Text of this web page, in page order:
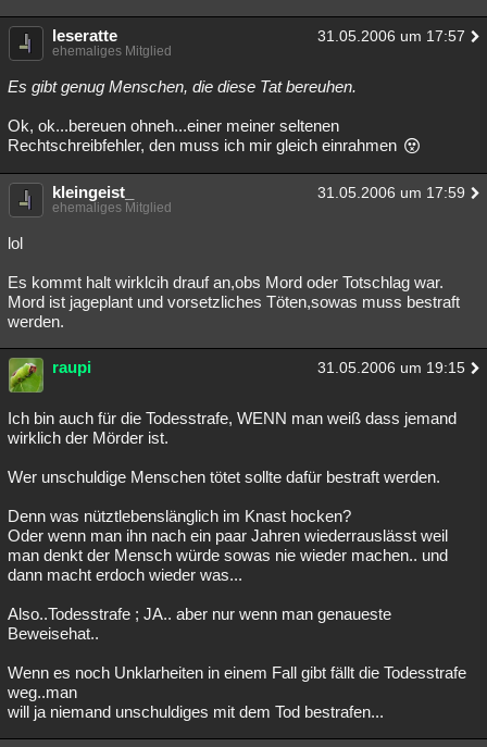
leseratte 31.05.2006 um 17:57
ehemaliges Mitglied
Es gibt genug Menschen, die diese Tat bereuhen.
Ok, ok...bereuen ohneh...einer meiner seltenen
Rechtschreibfehler, den muss ich mir gleich einrahmen
kleingeist_ 31.05.2006 um 17:59
ehemaliges Mitglied
lol
Es kommt halt wirklcih drauf an,obs Mord oder Totschlag war.
Mord ist jageplant und vorsetzliches Töten,sowas muss bestraft
werden.
raupi 31.05.2006 um 19:15
Ich bin auch für die Todesstrafe, WENN man weiß dass jemand
wirklich der Mörder ist.
Wer unschuldige Menschen tötet sollte dafür bestraft werden.
Denn was nütztlebenslänglich im Knast hocken?
Oder wenn man ihn nach ein paar Jahren wiederrauslässt weil
man denkt der Mensch würde sowas nie wieder machen.. und
dann macht erdoch wieder was...
Also..Todesstrafe ; JA.. aber nur wenn man genaueste
Beweisehat..
Wenn es noch Unklarheiten in einem Fall gibt fällt die Todesstrafe
weg..man
will ja niemand unschuldiges mit dem Tod bestrafen...